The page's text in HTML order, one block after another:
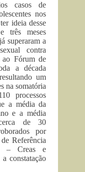
casos de
nos
ideia desse
três meses
superaram a
contra
ao Fórum de
a década
um
na somatória
processos
a média da
e a média
de 30
por
Referência
– Creas e
constatação